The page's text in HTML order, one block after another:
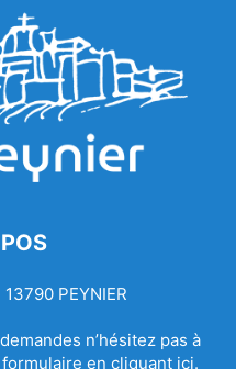
PEYNIER
n’hésitez pas à
en cliquant ici.